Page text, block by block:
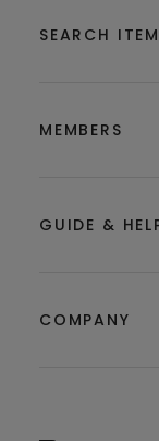
SEARCH
MEMBERS
GUIDE &
COMPANY